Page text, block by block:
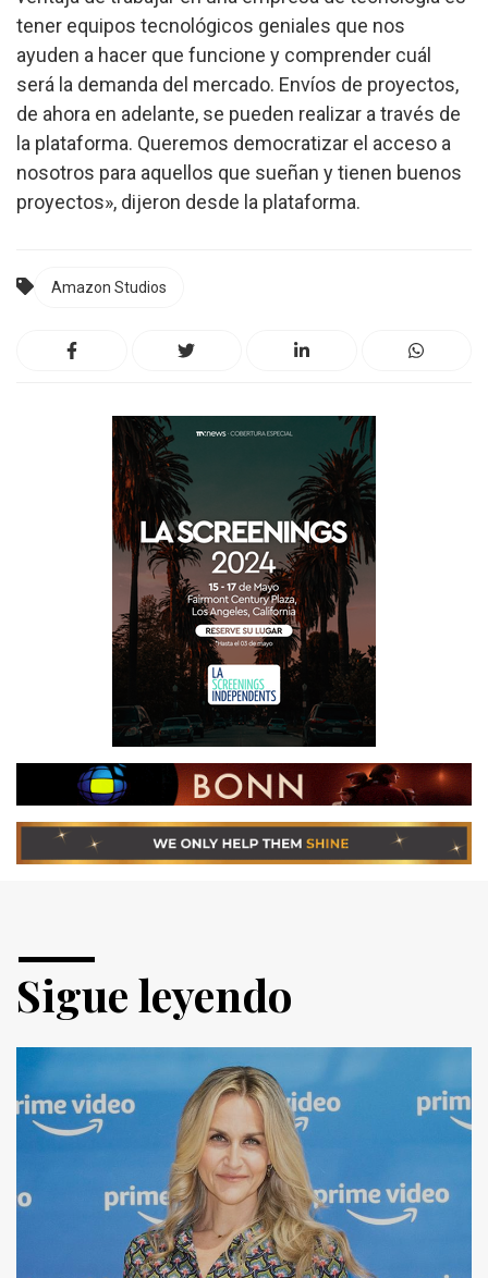
tener equipos tecnológicos geniales que nos
ayuden a hacer que funcione y comprender cuál
será la demanda del mercado. Envíos de proyectos,
de ahora en adelante, se pueden realizar a través de
la plataforma. Queremos democratizar el acceso a
nosotros para aquellos que sueñan y tienen buenos
proyectos», dijeron desde la plataforma.
Amazon Studios
Sigue leyendo